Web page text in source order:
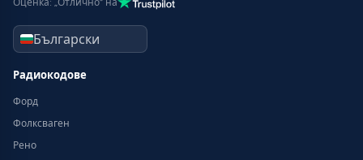
Оценка: „Отлично“ на
Радиокодове
Форд
Фолксваген
Рено